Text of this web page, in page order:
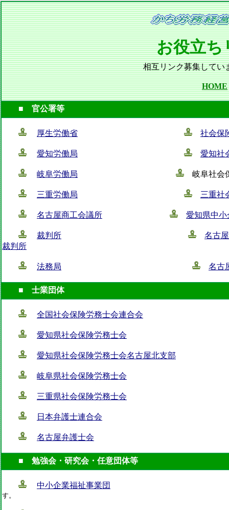
お役立ち
相互リンク募集して
HOME
■ 官公署等
厚生労働省 社会保
愛知労働局 愛知社
岐阜労働局 岐阜
三重労働局 三重社
名古屋商工会議所 愛知県中
裁判所
名古
裁判所
法務局 名古
■ 士業団体
全国社会保険労務士会連合会
愛知県社会保険労務士会
愛知県社会保険労務士会名古屋北支部
岐阜県社会保険労務士会
三重県社会保険労務士会
日本弁護士連合会
名古屋弁護士会
■ 勉強会・研究会・任意団体等
中小企業福祉事業団
す。